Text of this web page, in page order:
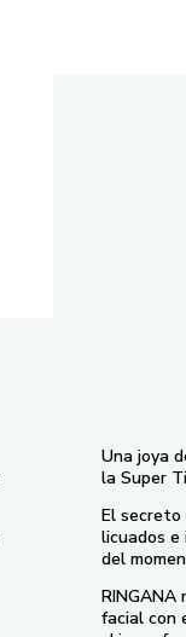
Una joya
la Super
El
licuados e
del
RINGANA
facial con